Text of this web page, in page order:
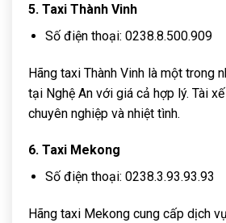
5. Taxi Thành Vinh
Số điện thoại: 0238.8.500.909
Hãng taxi Thành Vinh là một trong
tại Nghệ An với giá cả hợp lý. Tài
chuyên nghiệp và nhiệt tình.
6. Taxi Mekong
Số điện thoại: 0238.3.93.93.93
Hãng taxi Mekong cung cấp dịch